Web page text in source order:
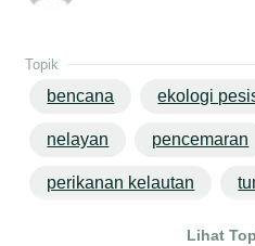
Topik
bencana ekologi
nelayan pencemaran
perikanan kelautan
jawa barat
Lihat